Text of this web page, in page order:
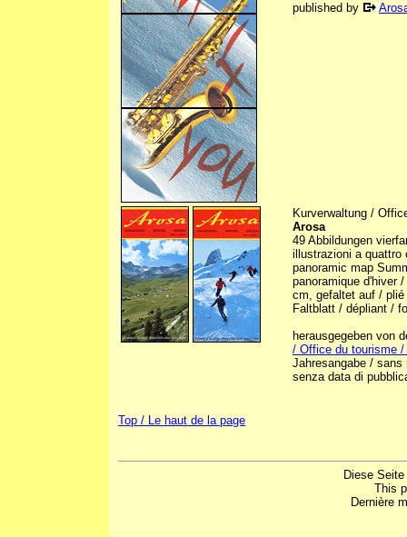
published by
Kurverwaltung /
Arosa
49 Abbildungen
illustrazioni a quattro
panoramic map
panoramique d'hiver
cm, gefaltet auf /
Faltblatt / dépliant /
herausgegeben von
/ Office du tourisme
Jahresangabe /
senza data di
Top / Le haut de la page
Diese
This
Dernière